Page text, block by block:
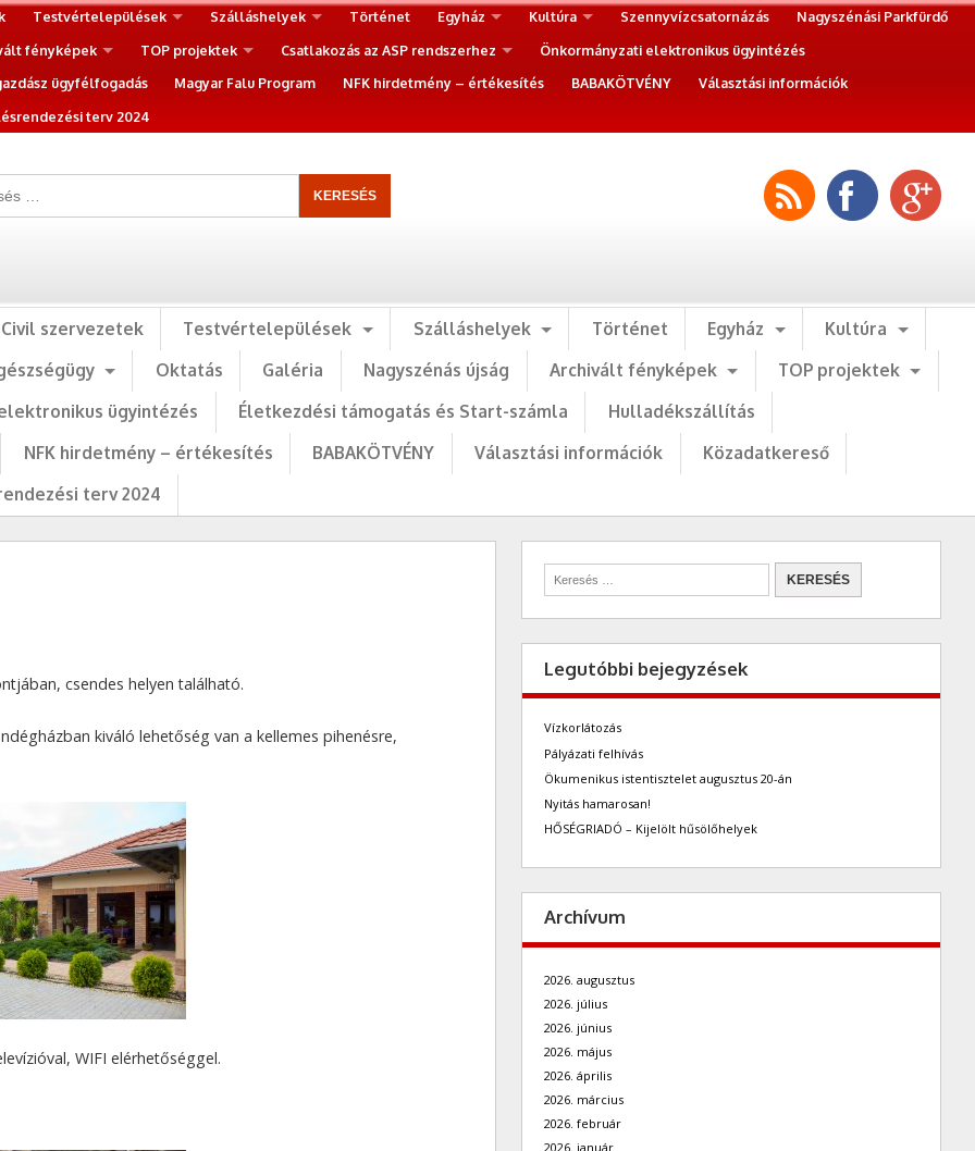
Testvértelepülések Szálláshelyek Történet Egyház Kultúra Szennyvízcsatornázás
Nagyszénási Parkfürdő
fényképek
TOP projektek Csatlakozás az ASP rendszerhez
Önkormányzati elektronikus ügyintézés
ügyfélfogadás
Magyar Falu Program NFK hirdetmény – értékesítés BABAKÖTVÉNY
Választási információk
terv 2024
Civil szervezetek Testvértelepülések Szálláshelyek Történet Egyház
Kultúra
Oktatás Galéria Nagyszénás újság Archivált fényképek
TOP projektek
ügyintézés
Életkezdési támogatás és Start-számla
Hulladékszállítás
NFK hirdetmény – értékesítés
BABAKÖTVÉNY Választási információk
Közadatkereső
terv 2024
csendes helyen található.
kiváló lehetőség van a kellemes pihenésre,
WIFI elérhetőséggel.
Legutóbbi bejegyzések
Vízkorlátozás
Pályázati felhívás
Ökumenikus istentisztelet augusztus 20-án
Nyitás hamarosan!
HŐSÉGRIADÓ – Kijelölt hűsölőhelyek
Archívum
2026. augusztus
2026. július
2026. június
2026. május
2026. április
2026. március
2026. február
2026. január